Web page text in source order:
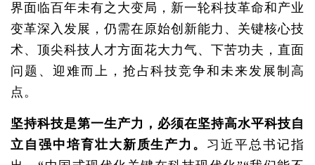
界面临百年未有之大变局，新一轮科技革命和产业
变革深入发展，仍需在原始创新能力、关键核心技
术、顶尖科技人才方面花大力气、下苦功夫，直面
问题、迎难而上，抢占科技竞争和未来发展制高
点。
坚持科技是第一生产力，必须在坚持高水平科技自
立自强中培育壮大新质生产力。 习近平总书记指